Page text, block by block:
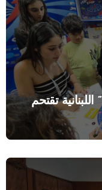
من بيروت إلى دبي…”Top Stop” اللبنانية تقتحم